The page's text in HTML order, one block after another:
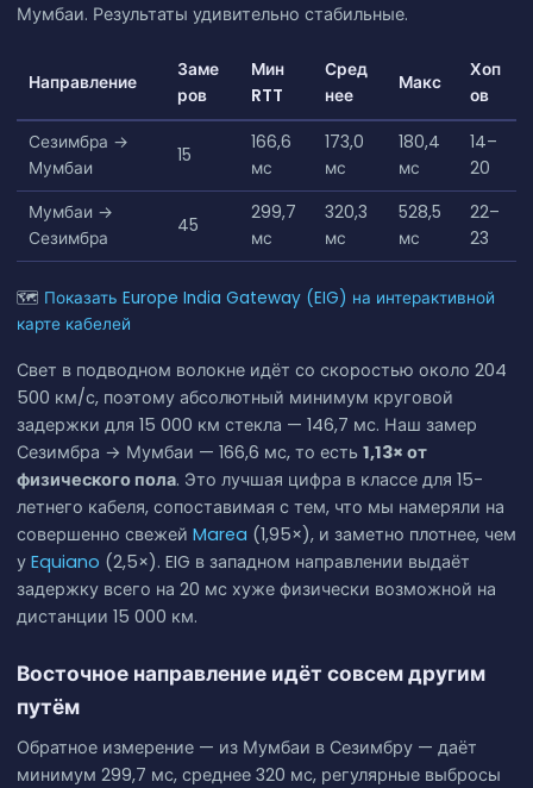
Мумбаи. Результаты удивительно стабильные.
Направление
Заме
ров
Мин
RTT
Сред
нее
Макс
Хоп
ов
Сезимбра →
Мумбаи
15
166,6
мс
173,0
мс
180,4
мс
14–
20
Мумбаи →
Сезимбра
45
299,7
мс
320,3
мс
528,5
мс
22–
23
🗺 Показать Europe India Gateway (EIG) на интерактивной
карте кабелей
Свет в подводном волокне идёт со скоростью около 204
500 км/с, поэтому абсолютный минимум круговой
задержки для 15 000 км стекла — 146,7 мс. Наш замер
Сезимбра → Мумбаи — 166,6 мс, то есть 1,13× от
физического пола. Это лучшая цифра в классе для 15-
летнего кабеля, сопоставимая с тем, что мы намеряли на
совершенно свежей Marea (1,95×), и заметно плотнее, чем
у Equiano (2,5×). EIG в западном направлении выдаёт
задержку всего на 20 мс хуже физически возможной на
дистанции 15 000 км.
Восточное направление идёт совсем другим
путём
Обратное измерение — из Мумбаи в Сезимбру — даёт
минимум 299,7 мс, среднее 320 мс, регулярные выбросы